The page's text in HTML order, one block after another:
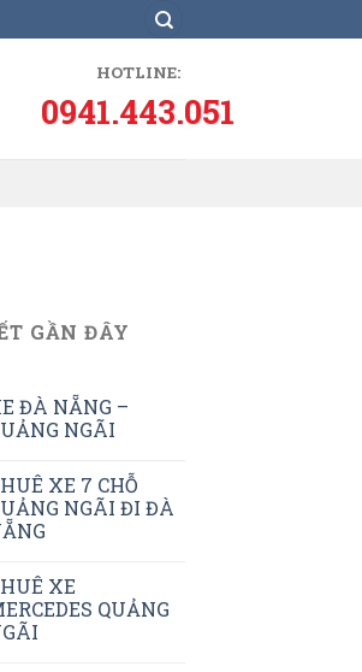
HOTLINE:
0941.443.051
GẦN ĐÂY
ĐÀ NẴNG –
NGÃI
XE 7 CHỖ
NGÃI ĐI ĐÀ
XE
QUẢNG